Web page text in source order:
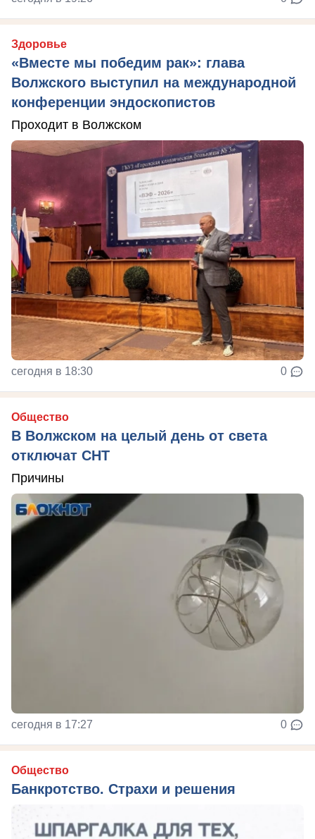
Здоровье
«Вместе мы победим рак»: глава
Волжского выступил на международной
конференции эндоскопистов
Проходит в Волжском
сегодня в 18:30 0
Общество
В Волжском на целый день от света
отключат СНТ
Причины
сегодня в 17:27 0
Общество
Банкротство. Страхи и решения